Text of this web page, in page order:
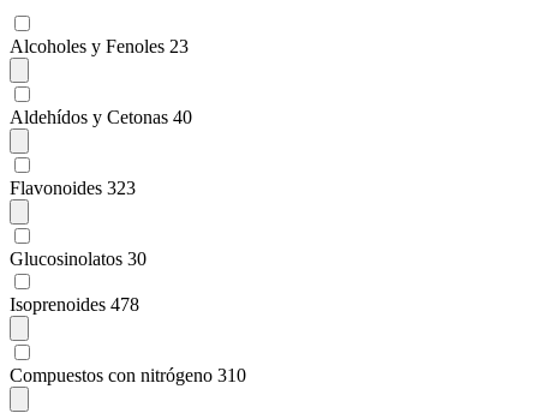
Alcoholes y Fenoles 23
Aldehídos y Cetonas 40
Flavonoides 323
Glucosinolatos 30
Isoprenoides 478
Compuestos con nitrógeno 310